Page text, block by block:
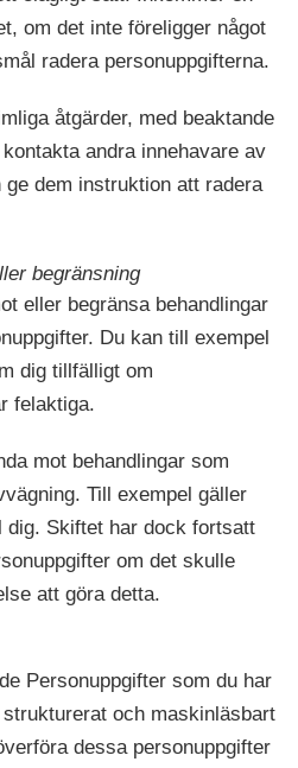
om det inte föreligger något
radera personuppgifterna.
åtgärder, med beaktande
andra innehavare av
dem instruktion att radera
begränsning
eller begränsa behandlingar
Du kan till exempel
dig tillfälligt om
felaktiga.
mot behandlingar som
Till exempel gäller
Skiftet har dock fortsatt
om det skulle
att göra detta.
Personuppgifter som du har
och maskinläsbart
dessa personuppgifter